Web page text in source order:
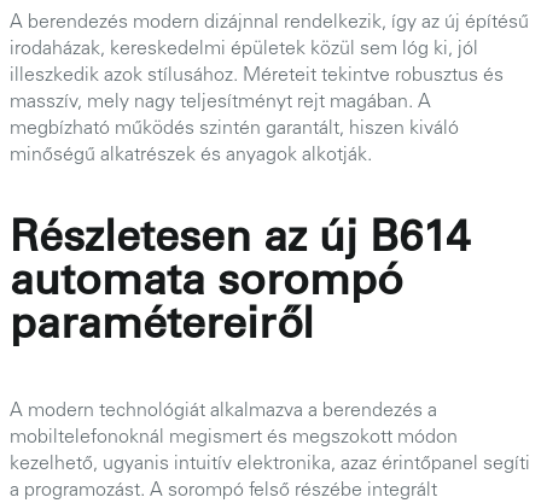
A berendezés modern dizájnnal rendelkezik, így az új építésű
irodaházak, kereskedelmi épületek közül sem lóg ki, jól
illeszkedik azok stílusához. Méreteit tekintve robusztus és
masszív, mely nagy teljesítményt rejt magában. A
megbízható működés szintén garantált, hiszen kiváló
minőségű alkatrészek és anyagok alkotják.
Részletesen az új B614
automata sorompó
paramétereiről
A modern technológiát alkalmazva a berendezés a
mobiltelefonoknál megismert és megszokott módon
kezelhető, ugyanis intuitív elektronika, azaz érintőpanel segíti
a programozást. A sorompó felső részébe integrált